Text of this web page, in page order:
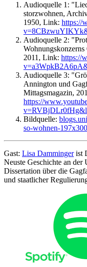
Audioquelle 1:
storzwohnen,
1950, Link: https://
Audioquelle 2:
2011, Link: https://
Audioquelle 3:
Annington und
Mittagsmagazin,
https://
Bildquelle:
so-wohnen-
Gast: Lisa Dammingerist
Neuste Geschichte an
Dissertation über die
und staatlicher